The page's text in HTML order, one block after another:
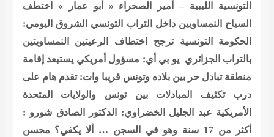
التونسية الليبية – أمير الصحراء « أبو عمار » اختطف
السياح النمساويين داخل التراب التونسيالشروق اليومي:
الحكومة التونسية ترجح اختطاف الرعيتين النمساويتين
بالتراب الجزائرييو بي أي: مسؤول أمريكي يستبعد إقامة
منطقة تبادل حر بين بلاده وتونس قريبا وات: تقدم هام على
درب تكثيف المبادلات بين تونس والولايات المتحدة
الأمريكيةعبد الجليل الخضراوي: الدكتور الصادق شورو :
أكثر من 17 سنة وهو في السجن … ألا يكفي؟
محسن